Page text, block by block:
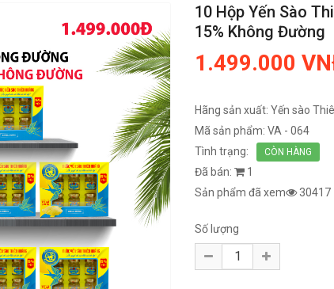
10 Hộp Yến Sào
15% Không Đường
1.499.000
Hãng sản xuất:Yến sào
Mã sản phẩm:VA - 064
Tình trạng:
CÒN HÀNG
Đã bán:
1
Sản phẩm đã xem
30417
Số lượng